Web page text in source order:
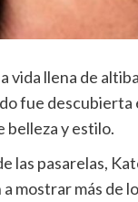
vida llena de
fue
belleza y estilo.
las pasarelas,
más de